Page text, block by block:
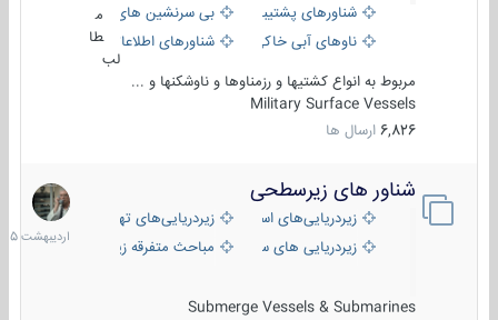
شناورهای پشتیبانی
بی سرنشین های دریایی
ناوهای آبی خاکی و نیروبرشناورهای اطلاعاتی و جاسوسی
طا
لب
مربوط به انواع کشتیها و رزمناوها و ناوشکنها و ...
Military Surface Vessels
6,826 ارسال ها
شناور های زیرسطحی
زیردریایی‌های استراتژیکزیردریایی‌های تهاجمی
زیردریایی های سبک
مباحث متفرقه زیرسطحی
Submerge Vessels & Submarines
31
1405